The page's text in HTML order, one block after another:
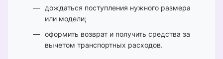
дождаться поступления нужного размера
или модели;
оформить возврат и получить средства за
вычетом транспортных расходов.